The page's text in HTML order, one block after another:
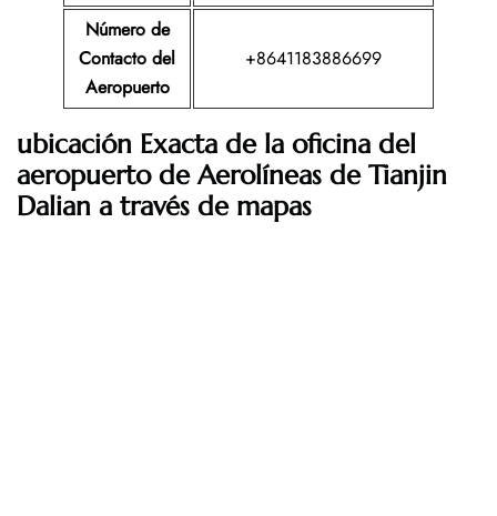
Número de
Contacto del
Aeropuerto
+8641183886699
ubicación Exacta de la oficina del
aeropuerto de Aerolíneas de Tianjin
Dalian a través de mapas